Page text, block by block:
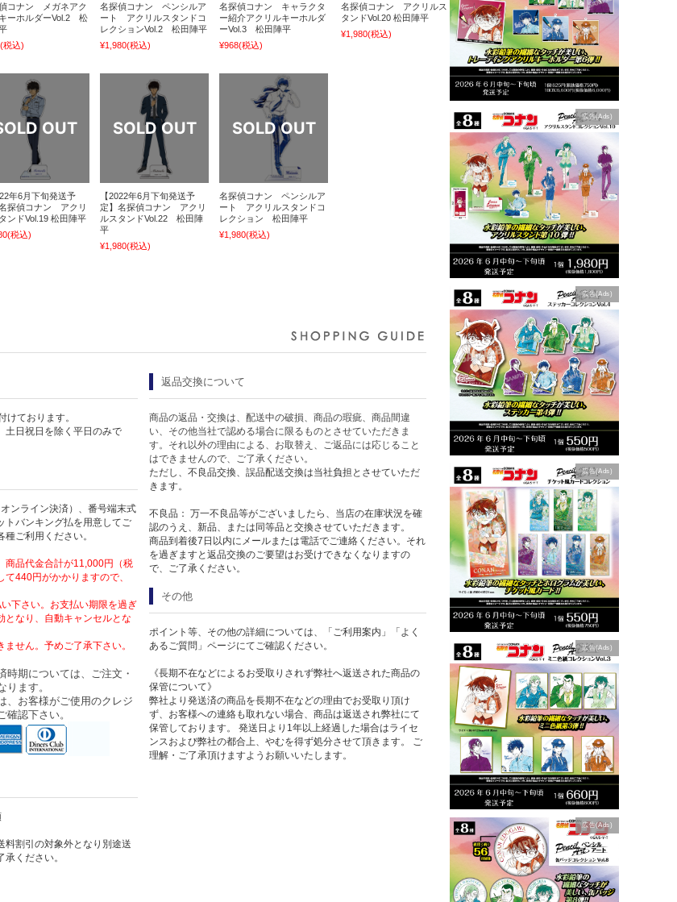
広告(Ads)
広告(Ads)
広告(Ads)
広告(Ads)
広告(Ads)
コナン メガネアク
ーホルダーVol.2 松
(税込)
名探偵コナン ペンシルア
ート アクリルスタンドコ
レクションVol.2 松田陣平
¥1,980(税込)
名探偵コナン キャラクタ
ー紹介アクリルキーホルダ
ーVol.3 松田陣平
¥968(税込)
名探偵コナン アクリルス
タンドVol.20 松田陣平
¥1,980(税込)
年6月下旬発送予
探偵コナン アクリ
ンドVol.19 松田陣平
(税込)
【2022年6月下旬発送予
定】名探偵コナン アクリ
ルスタンドVol.22 松田陣
平
¥1,980(税込)
名探偵コナン ペンシルア
ート アクリルスタンドコ
レクション 松田陣平
¥1,980(税込)
けております。
土日祝日を除く平日のみで
ンライン決済）、番号端末式
トバンキング払を用意してご
ご利用ください。
品代金合計が11,000円（税
440円がかかりますので、
下さい。お支払い期限を過ぎ
となり、自動キャンセルとな
せん。予めご了承下さい。
期については、ご注文・
ります。
、お客様がご使用のクレジ
確認下さい。
料割引の対象外となり別途送
ください。
返品交換について
商品の返品・交換は、配送中の破損、商品の瑕疵、商品間違
い、その他当社で認める場合に限るものとさせていただきま
す。それ以外の理由による、お取替え、ご返品には応じること
はできませんので、ご了承ください。
ただし、不良品交換、誤品配送交換は当社負担とさせていただ
きます。
不良品： 万一不良品等がございましたら、当店の在庫状況を確
認のうえ、新品、または同等品と交換させていただきます。
商品到着後7日以内にメールまたは電話でご連絡ください。それ
を過ぎますと返品交換のご要望はお受けできなくなりますの
で、ご了承ください。
その他
ポイント等、その他の詳細については、「ご利用案内」「よく
あるご質問」ページにてご確認ください。
《長期不在などによるお受取りされず弊社へ返送された商品の
保管について》
弊社より発送済の商品を長期不在などの理由でお受取り頂け
ず、お客様への連絡も取れない場合、商品は返送され弊社にて
保管しております。 発送日より1年以上経過した場合はライセ
ンスおよび弊社の都合上、やむを得ず処分させて頂きます。 ご
理解・ご了承頂けますようお願いいたします。